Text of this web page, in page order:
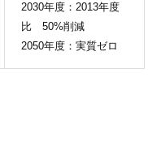
2030年度：2013年度
比 50%削減
2050年度：実質ゼロ